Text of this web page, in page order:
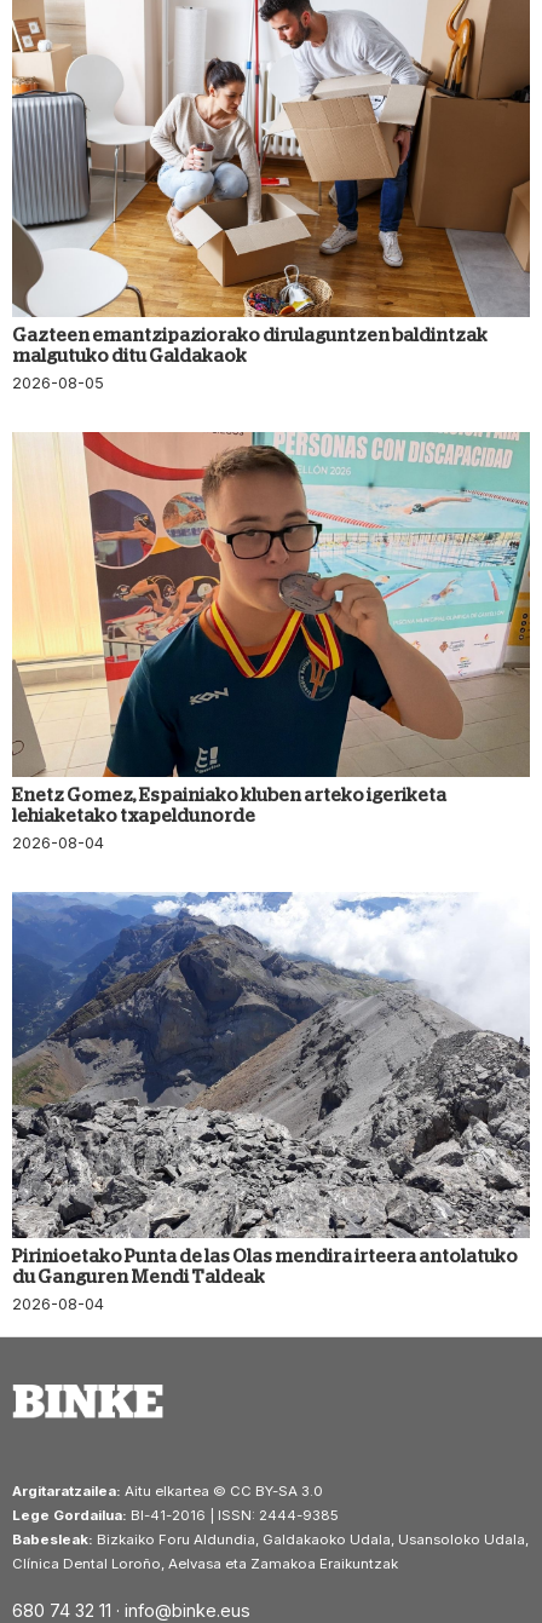
Gazteen emantzipaziorako dirulaguntzen baldintzak
malgutuko ditu Galdakaok
2026-08-05
Enetz Gomez, Espainiako kluben arteko igeriketa
lehiaketako txapeldunorde
2026-08-04
Pirinioetako Punta de las Olas mendira irteera antolatuko
du Ganguren Mendi Taldeak
2026-08-04
Argitaratzailea: Aitu elkartea © CC BY-SA 3.0
Lege Gordailua: BI-41-2016 | ISSN: 2444-9385
Babesleak: Bizkaiko Foru Aldundia, Galdakaoko Udala, Usansoloko Udala,
Clínica Dental Loroño, Aelvasa eta Zamakoa Eraikuntzak
680 74 32 11 · info@binke.eus